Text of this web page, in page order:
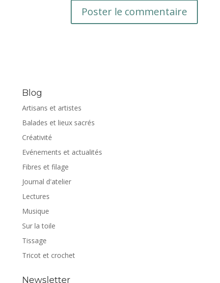
Blog
Artisans et artistes
Balades et lieux sacrés
Créativité
Evénements et actualités
Fibres et filage
Journal d'atelier
Lectures
Musique
Sur la toile
Tissage
Tricot et crochet
Newsletter